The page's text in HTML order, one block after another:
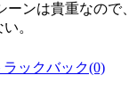
ンは貴重なので
。
ラックバック(0)